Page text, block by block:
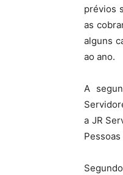
prévios
as
alguns
ao ano.
A
a JR
Pessoas